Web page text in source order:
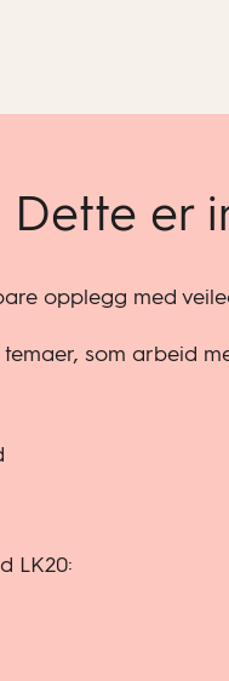
Dette er
opplegg med
som arbeid
LK20: